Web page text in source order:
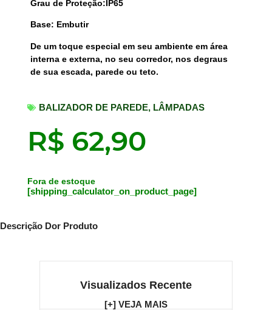
Grau de Proteção:IP65
Base: Embutir
De um toque especial em seu ambiente em área
interna e externa, no seu corredor, nos degraus
de sua escada, parede ou teto.
BALIZADOR DE PAREDE, LÂMPADAS
R$ 62,90
Fora de estoque
[shipping_calculator_on_product_page]
Descrição Dor Produto
Visualizados Recente
[+] VEJA MAIS